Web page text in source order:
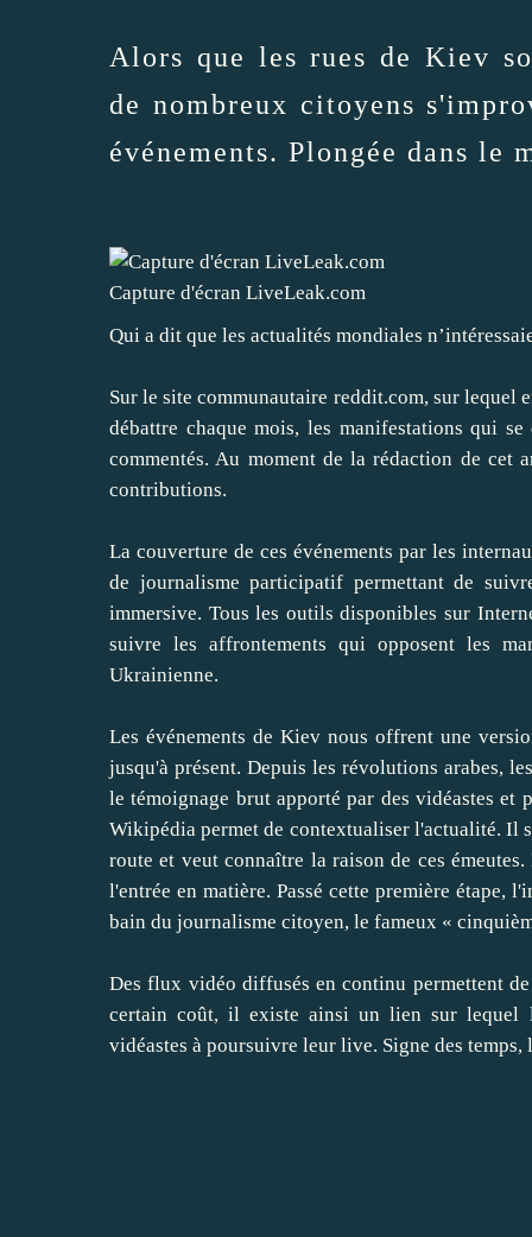
Alors que les rues de Kiev
de nombreux citoyens
événements. Plongée dans
Capture d'écran LiveLeak.com
Qui a dit que les actualités mondiales
Sur le site communautaire reddit.com, sur lequel
débattre chaque mois, les manifestations qui
commentés. Au moment de la rédaction de
contributions.
La couverture de ces événements par les
de journalisme participatif permettant de
immersive. Tous les outils disponibles sur
suivre les affrontements qui opposent les
Ukrainienne.
Les événements de Kiev nous offrent une
jusqu'à présent. Depuis les révolutions arabes,
le témoignage brut apporté par des vidéastes et
Wikipédia permet de contextualiser l'actualité. Il
route et veut connaître la raison de ces
l'entrée en matière. Passé cette première étape,
bain du journalisme citoyen, le fameux «
Des flux vidéo diffusés en continu permettent
certain coût, il existe ainsiun lien sur lequel
vidéastes à poursuivre leur live. Signe des